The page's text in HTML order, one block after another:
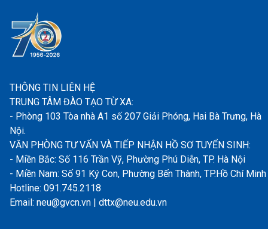
THÔNG TIN LIÊN HỆ
TRUNG TÂM ĐÀO TẠO TỪ XA:
- Phòng 103 Tòa nhà A1 số 207 Giải Phóng, Hai Bà Trưng, Hà
Nội.
VĂN PHÒNG TƯ VẤN VÀ TIẾP NHẬN HỒ SƠ TUYỂN SINH:
- Miền Bắc: Số 116 Trần Vỹ, Phường Phú Diễn, TP. Hà Nội
- Miền Nam: Số 91 Ký Con, Phường Bến Thành, TP.Hồ Chí Minh
Hotline: 091.745.2118
Email: neu@gvcn.vn | dttx@neu.edu.vn